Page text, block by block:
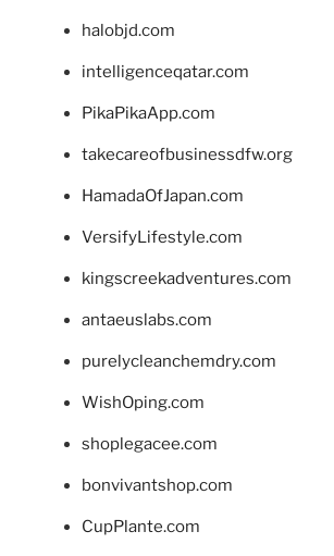
halobjd.com
intelligenceqatar.com
PikaPikaApp.com
takecareofbusinessdfw.org
HamadaOfJapan.com
VersifyLifestyle.com
kingscreekadventures.com
antaeuslabs.com
purelycleanchemdry.com
WishOping.com
shoplegacee.com
bonvivantshop.com
CupPlante.com